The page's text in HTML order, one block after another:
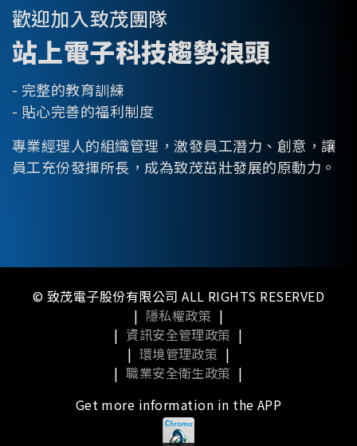
歡迎加入致茂團隊
站上電子科技趨勢浪頭
- 完整的教育訓練
- 貼心完善的福利制度
專業經理人的組織管理，激發員工潛力、創意，讓
員工充份發揮所長，成為致茂茁壯發展的原動力。
© 致茂電子股份有限公司 ALL RIGHTS RESERVED
| 隱私權政策 |
| 資訊安全管理政策 |
| 環境管理政策 |
| 職業安全衛生政策 |
Get more information in the APP